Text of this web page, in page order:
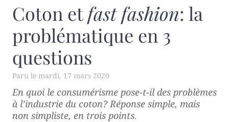
Coton etfast fashion: la
problématique en 3
questions
mardi, 17 mars 2020
En quoi le consumérisme pose-t-il des problèmes
à l’industrie du coton? Réponse simple, mais
non simpliste, en trois points.